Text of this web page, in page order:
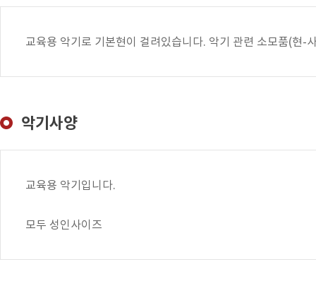
교육용 악기로 기본현이 걸려있습니다. 악기 관련 소모품(현
악기사양
교육용 악기입니다.
모두 성인사이즈